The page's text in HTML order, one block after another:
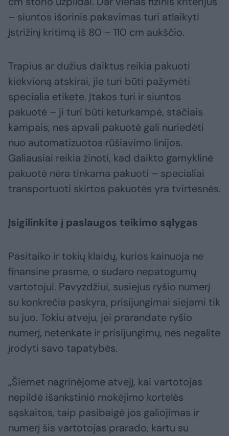
– siuntos išorinis pakavimas turi atlaikyti
įstrižinį kritimą iš 80 – 110 cm aukščio.
Trapius ar dužius daiktus reikia pakuoti
kiekvieną atskirai, jie turi būti pažymėti
specialia etikete. Įtakos turi ir siuntos
pakuotė – ji turi būti keturkampė, stačiais
kampais, nes apvali pakuotė gali nuriedėti
nuo automatizuotos rūšiavimo linijos.
Galiausiai reikia žinoti, kad daikto gamyklinė
pakuotė nėra tinkama pakuoti – specialiai
transportuoti skirtos pakuotės yra tvirtesnės.
Įsigilinkite į paslaugos teikimo sąlygas
Pasitaiko ir tokių klaidų, kurios kainuoja ne
finansine prasme, o sudaro nepatogumų
vartotojui. Pavyzdžiui, susiejus ryšio numerį
su konkrečia paskyra, prisijungimai siejami tik
su juo. Tokiu atveju, jei prarandate ryšio
numerį, netenkate ir prisijungimų, nes negalite
įrodyti savo tapatybės.
„Šiemet nagrinėjome atvejį, kai vartotojas
nepildė išankstinio mokėjimo kortelės
sąskaitos, taip pasibaigė jos galiojimas ir
numerį šis vartotojas prarado, kartu su